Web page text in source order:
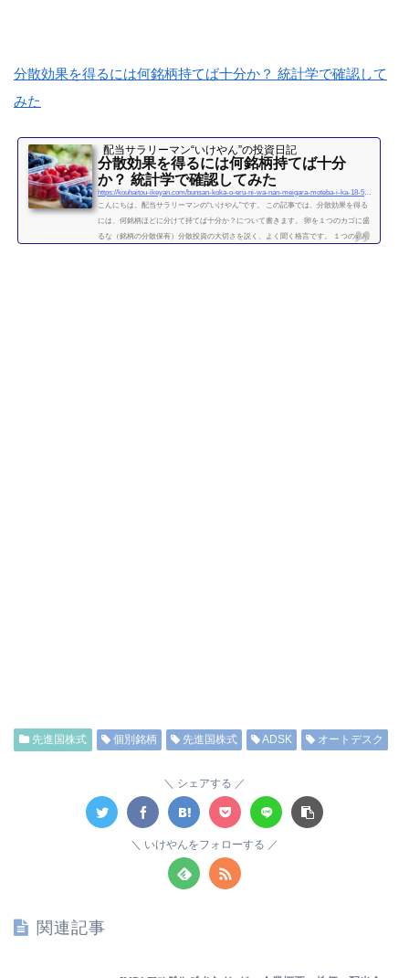
分散効果を得るには何銘柄持てば十分か？ 統計学で確認して
みた
配当サラリーマン“いけやん”の投資日記 ​
分散効果を得るには何銘柄持てば十分
か？ 統計学で確認してみた
https://kouhaitou-ikeyan.com/bunsan-koka-o-eru-ni-wa-nan-meigara-moteba-i-ka-18-5000-how-many-stocks-should-i-have-for-the-diversification-effect
こんにちは。配当サラリーマンの“いけやん”です。 この記事では、分散効果を得る
には、何銘柄ほどに分けて持てば十分か？について書きます。 卵を１つのカゴに盛
るな（銘柄の分散保有）分散投資の大切さを説く、よく聞く格言です。 １つの銘柄
先進国株式 個別銘柄 先進国株式 ADSK オートデスク
シェアする
いけやんをフォローする
関連記事